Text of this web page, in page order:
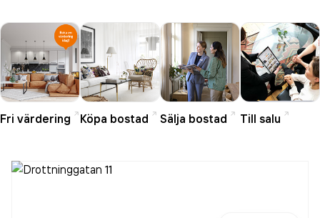
slå oss till ro, att ständigt vilja utvecklas är en självklar del
av att arbeta på Fastighetsbyrån. Den inställningen
bottnar i vår vision: "Vi vill vara det mest rekommenderade
företaget i Sverige. Vi sätter rekommendationen i centrum
eftersom det är det yttersta beviset på att kunden
upplevt något positivt".
Fri värdering Köpa bostad Sälja bostad Till salu